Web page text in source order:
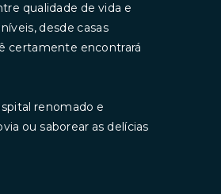
qualidade de vida e
desde casas
certamente encontrará
renomado e
ou saborear as delícias